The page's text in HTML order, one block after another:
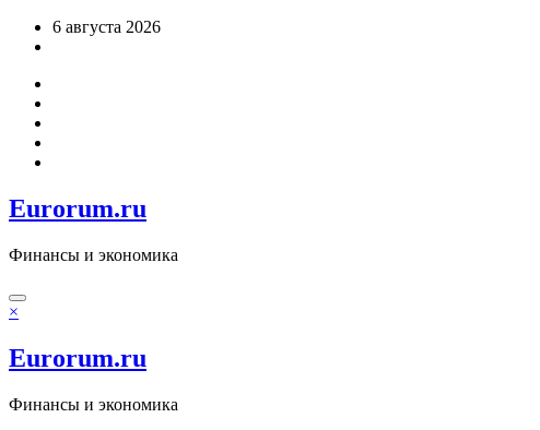
Перейти6 августа 2026
Eurorum.ru
Финансы и экономика
×
Eurorum.ru
Финансы и экономика